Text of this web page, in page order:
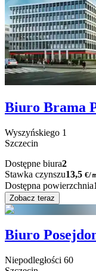
Biuro Brama
Wyszyńskiego 1
Szczecin
Dostępne biura2
Stawka czynszu13,5 €/
Dostępna powierzchnia
Zobacz teraz
Biuro
Niepodległości 60